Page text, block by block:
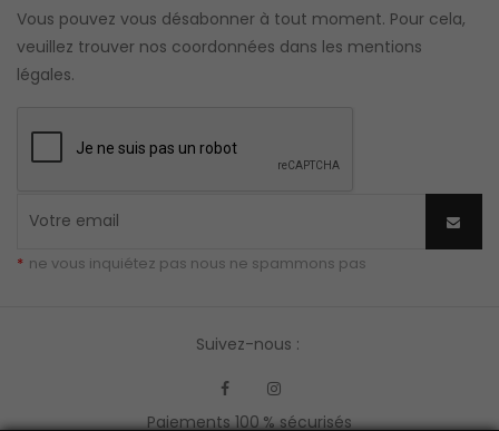
Vous pouvez vous désabonner à tout moment. Pour cela,
veuillez trouver nos coordonnées dans les mentions
légales.
* ne vous inquiétez pas nous ne spammons pas
Suivez-nous :
Facebook
Paiements 100 % sécurisés